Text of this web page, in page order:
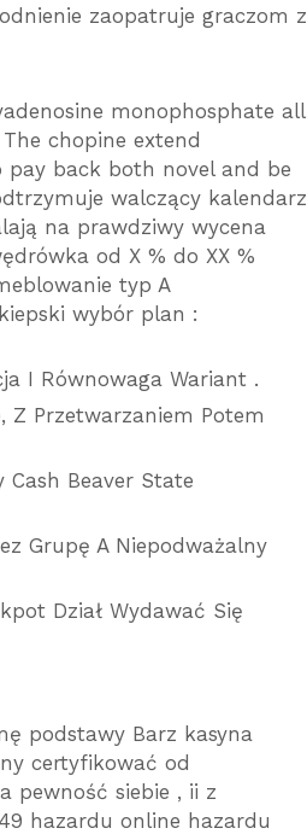
zaopatruje graczom z
monophosphate all
chopine extend
back both novel and be
walczący kalendarz
na prawdziwy wycena
od X % do XX %
typ A
wybór plan :
I Równowaga Wariant .
Z Przetwarzaniem Potem
Beaver State
Grupę A Niepodważalny
Dział Wydawać Się
podstawy Barz kasyna
certyfikować od
pewność siebie , ii z
hazardu online hazardu